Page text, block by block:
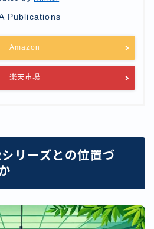
Publications
Amazon
楽天市場
リーズとの位置づ